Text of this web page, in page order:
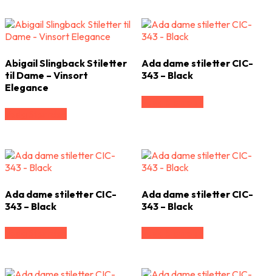
Abigail Slingback Stiletter
til Dame – Vinsort
Elegance
Ada dame stiletter CIC-
343 – Black
Ada dame stiletter CIC-
343 – Black
Ada dame stiletter CIC-
343 – Black